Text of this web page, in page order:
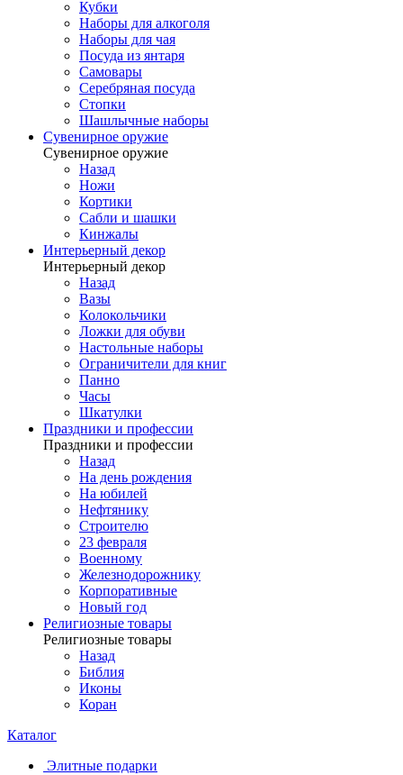
Кубки
Наборы для алкоголя
Наборы для чая
Посуда из янтаря
Самовары
Серебряная посуда
Стопки
Шашлычные наборы
Сувенирное оружие
Сувенирное оружие
Назад
Ножи
Кортики
Сабли и шашки
Кинжалы
Интерьерный декор
Интерьерный декор
Назад
Вазы
Колокольчики
Ложки для обуви
Настольные наборы
Ограничители для книг
Панно
Часы
Шкатулки
Праздники и профессии
Праздники и профессии
Назад
На день рождения
На юбилей
Нефтянику
Строителю
23 февраля
Военному
Железнодорожнику
Корпоративные
Новый год
Религиозные товары
Религиозные товары
Назад
Библия
Иконы
Коран
Каталог
Элитные подарки